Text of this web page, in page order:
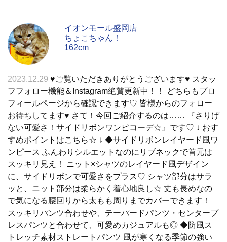
イオンモール盛岡店
ちょこちゃん！
162cm
2023.12.29 ♥︎ご覧いただきありがとうございます♥︎ スタッ
フフォロー機能＆Instagram絶賛更新中！！ どちらもプロ
フィールページから確認できます♡ 皆様からのフォロー
お待ちしてます♥︎ さて！今回ご紹介するのは…… 『さりげ
ない可愛さ！サイドリボンワンピコーデ☆』です♡ ↓ おす
すめポイントはこちら☆ ↓ ◆サイドリボンレイヤード風ワ
ンピース ふんわりシルエットなのにリブネックで首元は
スッキリ見え！ ニット×シャツのレイヤード風デザイン
に、サイドリボンで可愛さをプラス♡ シャツ部分はサラ
ッと、ニット部分は柔らかく着心地良し☆ 丈も長めなの
で気になる腰回りから太もも周りまでカバーできます！
スッキリパンツ合わせや、テーパードパンツ・センタープ
レスパンツと合わせて、可愛めカジュアルも◎ ◆防風ス
トレッチ素材ストレートパンツ 風が寒くなる季節の強い